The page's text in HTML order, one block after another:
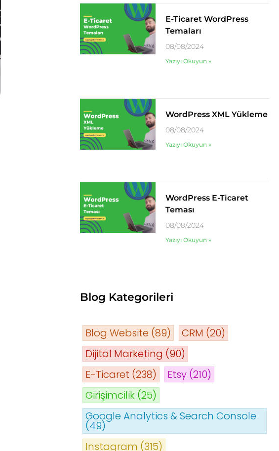
E-Ticaret WordPress
Temaları
08/08/2024
Yazıyı Okuyun »
WordPress XML Yükleme
08/08/2024
Yazıyı Okuyun »
WordPress E-Ticaret
Teması
08/08/2024
Yazıyı Okuyun »
Blog Kategorileri
Blog Website (89) CRM (20)
Dijital Marketing (90)
E-Ticaret (238) Etsy (210)
Girişimcilik (25)
Google Analytics & Search Console
(49)
Instagram (315)